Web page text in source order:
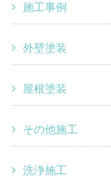
施工事例
外壁塗装
屋根塗装
その他施工
洗浄施工